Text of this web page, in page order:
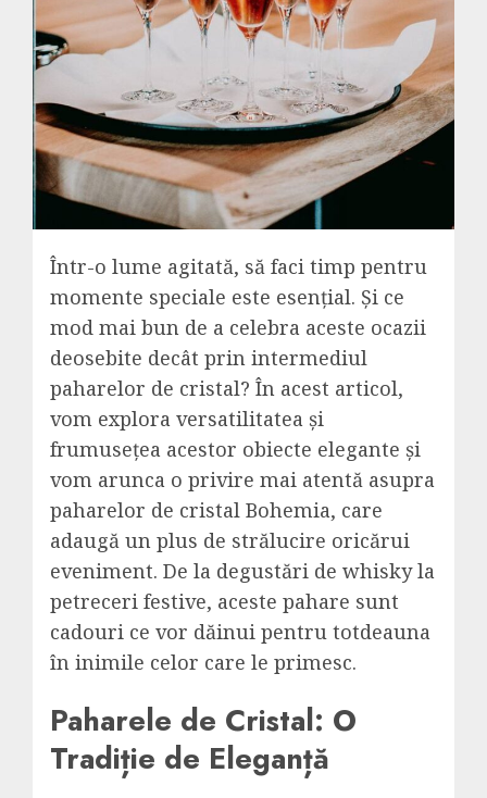
Într-o lume agitată, să faci timp pentru
momente speciale este esențial. Și ce
mod mai bun de a celebra aceste ocazii
deosebite decât prin intermediul
paharelor de cristal? În acest articol,
vom explora versatilitatea și
frumusețea acestor obiecte elegante și
vom arunca o privire mai atentă asupra
paharelor de cristal Bohemia, care
adaugă un plus de strălucire oricărui
eveniment. De la degustări de whisky la
petreceri festive, aceste pahare sunt
cadouri ce vor dăinui pentru totdeauna
în inimile celor care le primesc.
Paharele de Cristal: O
Tradiție de Eleganță